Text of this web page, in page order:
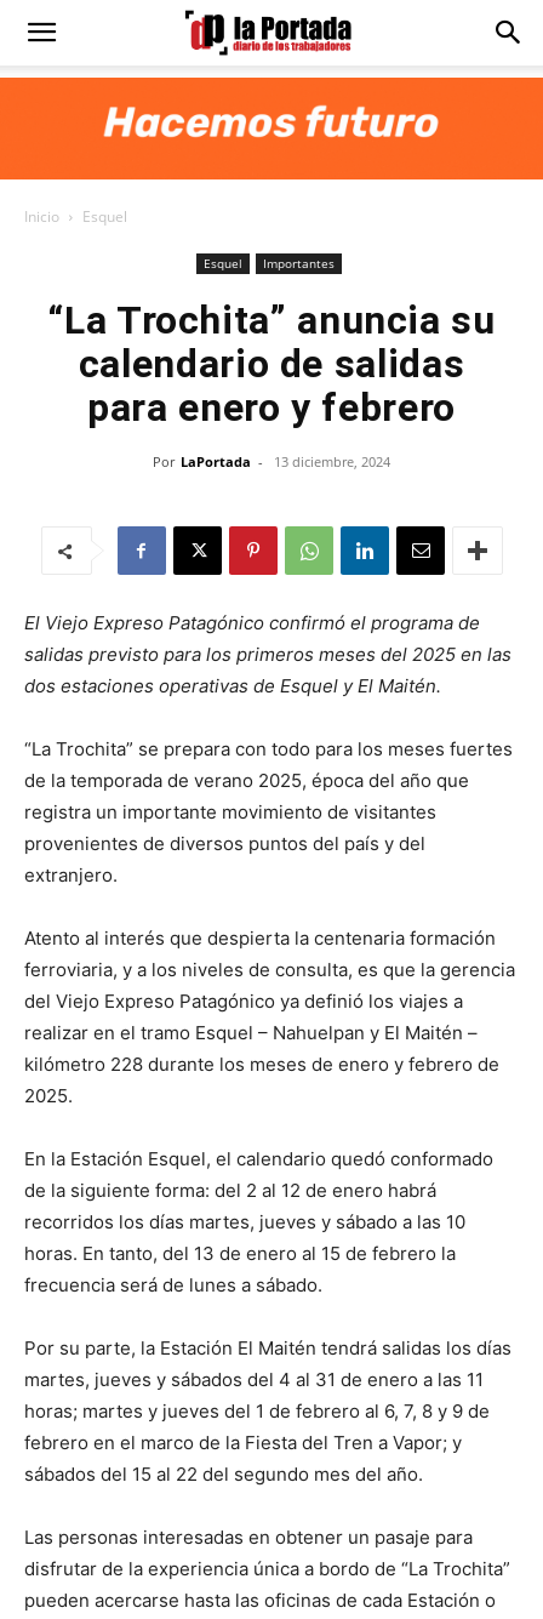
Diario
Inicio Esquel
Esquel Importantes
“La Trochita” anuncia su
calendario de salidas
para enero y febrero
Por LaPortada - 13 diciembre, 2024
El Viejo Expreso Patagónico confirmó el programa de
salidas previsto para los primeros meses del 2025 en las
dos estaciones operativas de Esquel y El Maitén.
“La Trochita” se prepara con todo para los meses fuertes
de la temporada de verano 2025, época del año que
registra un importante movimiento de visitantes
provenientes de diversos puntos del país y del
extranjero.
Atento al interés que despierta la centenaria formación
ferroviaria, y a los niveles de consulta, es que la gerencia
del Viejo Expreso Patagónico ya definió los viajes a
realizar en el tramo Esquel – Nahuelpan y El Maitén –
kilómetro 228 durante los meses de enero y febrero de
2025.
En la Estación Esquel, el calendario quedó conformado
de la siguiente forma: del 2 al 12 de enero habrá
recorridos los días martes, jueves y sábado a las 10
horas. En tanto, del 13 de enero al 15 de febrero la
frecuencia será de lunes a sábado.
Por su parte, la Estación El Maitén tendrá salidas los días
martes, jueves y sábados del 4 al 31 de enero a las 11
horas; martes y jueves del 1 de febrero al 6, 7, 8 y 9 de
febrero en el marco de la Fiesta del Tren a Vapor; y
sábados del 15 al 22 del segundo mes del año.
Las personas interesadas en obtener un pasaje para
disfrutar de la experiencia única a bordo de “La Trochita”
pueden acercarse hasta las oficinas de cada Estación o